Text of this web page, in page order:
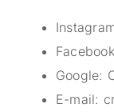
Google:
E-mail: